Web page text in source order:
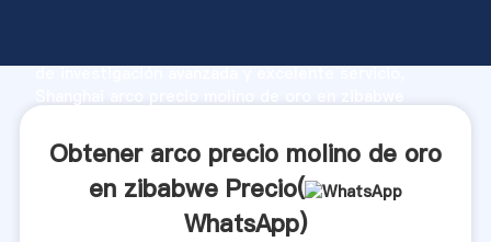
de investigación avanzada y excelente servicio,
clientes.
Obtener arco precio molino de oro
en zibabwe Precio(
WhatsApp)